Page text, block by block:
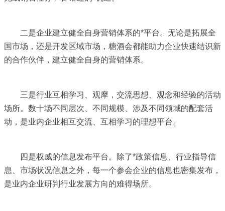
二是企业建立健全自身营销体系的*平台。无论是拓展全
国市场，还是开发区域市场，糖酒会都能助力企业快速结识新
的合作伙伴，建立健全自身的营销体系。
三是行业互相学习、观摩，交流思想、观念和经验的活动
场所。数十场不同层次、不同规模、涉及不同领域的配套活
动，是业内企业相互交流、互相学习的理想平台。
四是权威的信息发布平台。除了*政策信息、行业指导信
息、市场状况信息之外，每一个参会企业的信息也密集发布，
是业内企业研判行业发展方向的难得场所。